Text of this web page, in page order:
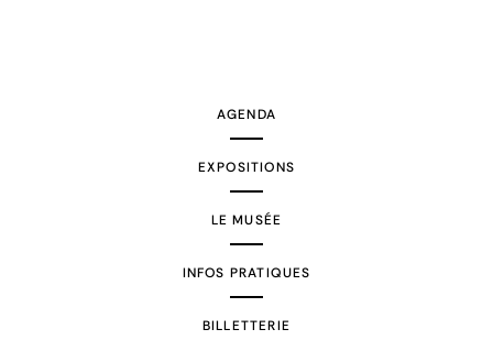
AGENDA
EXPOSITIONS
LE MUSÉE
INFOS PRATIQUES
BILLETTERIE